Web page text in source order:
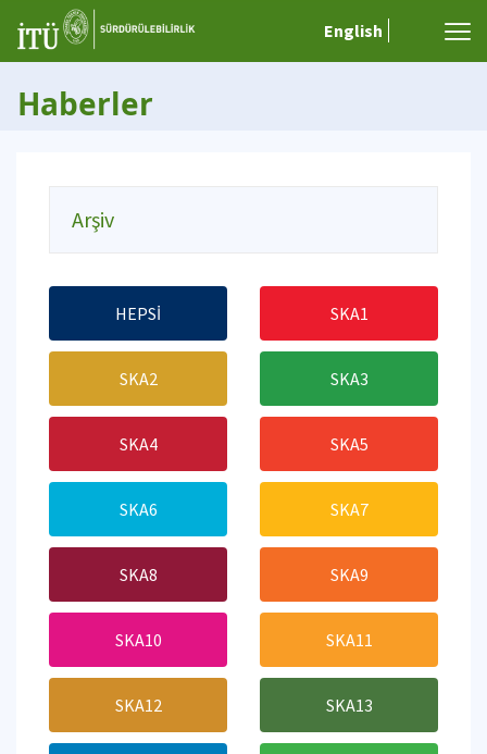
English
Haberler
Arşiv
HEPSİ SKA1
SKA2 SKA3
SKA4 SKA5
SKA6 SKA7
SKA8 SKA9
SKA10 SKA11
SKA12 SKA13